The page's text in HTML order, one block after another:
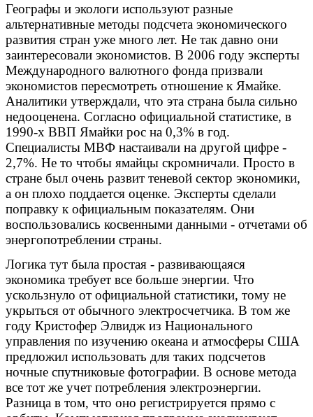
Географы и экологи используют разные
альтернативные методы подсчета экономического
развития стран уже много лет. Не так давно они
заинтересовали экономистов. В 2006 году эксперты
Международного валютного фонда призвали
экономистов пересмотреть отношение к Ямайке.
Аналитики утверждали, что эта страна была сильно
недооценена. Согласно официальной статистике, в
1990-х ВВП Ямайки рос на 0,3% в год.
Специалисты МВФ настаивали на другой цифре -
2,7%. Не то чтобы ямайцы скромничали. Просто в
стране был очень развит теневой сектор экономики,
а он плохо поддается оценке. Эксперты сделали
поправку к официальным показателям. Они
воспользовались косвенными данными - отчетами об
энергопотреблении страны.
Логика тут была простая - развивающаяся
экономика требует все больше энергии. Что
ускользнуло от официальной статистики, тому не
укрыться от обычного электросчетчика. В том же
году Кристофер Элвидж из Национального
управления по изучению океана и атмосферы США
предложил использовать для таких подсчетов
ночные спутниковые фотографии. В основе метода
все тот же учет потребления электроэнергии.
Разница в том, что оно регистрируется прямо с